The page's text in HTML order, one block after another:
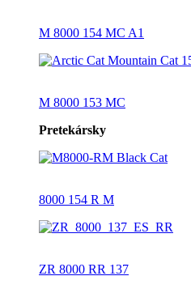
M 8000 154 MC A1
M 8000 153 MC
Pretekársky
8000 154 R M
ZR 8000 RR 137